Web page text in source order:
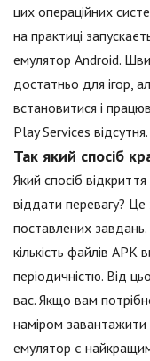
цих операційних
на практиці
емулятор Android.
достатньо для ігор,
встановитися і
Play Services відсутня.
Так який спосіб
Який спосіб
віддати перевагу? Це
поставлених
кількість файлів APK
періодичністю. Від
вас. Якщо вам
наміром завантажити
емулятор є